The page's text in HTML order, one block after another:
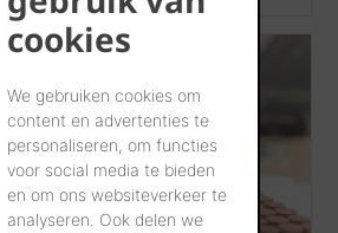
cookies
We gebruiken cookies om
content en advertenties te
personaliseren, om functies
voor social media te bieden
en om ons websiteverkeer te
analyseren. Ook delen we